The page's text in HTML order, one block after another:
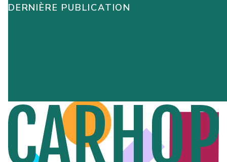
DERNIÈRE PUBLICATION